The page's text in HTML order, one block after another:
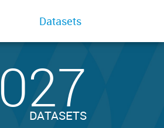
Datasets
027
DATASETS